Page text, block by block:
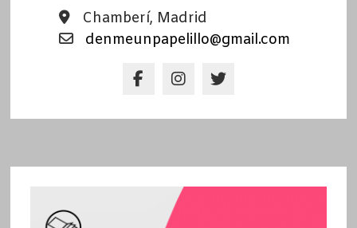
Chamberí, Madrid
denmeunpapelillo@gmail.com